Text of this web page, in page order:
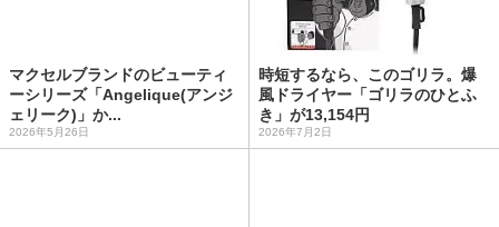
マクセルブランドのビューティ
ーシリーズ「Angelique(アンジ
ェリーク)」か...
2026年5月26日
時短するなら、このゴリラ。爆
風ドライヤー「ゴリラのひとふ
き」が13,154円
2026年7月2日